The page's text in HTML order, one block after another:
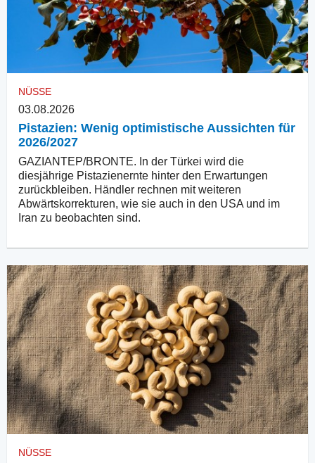
NÜSSE
03.08.2026
Pistazien: Wenig optimistische Aussichten für
2026/2027
GAZIANTEP/BRONTE. In der Türkei wird die
diesjährige Pistazienernte hinter den Erwartungen
zurückbleiben. Händler rechnen mit weiteren
Abwärtskorrekturen, wie sie auch in den USA und im
Iran zu beobachten sind.
NÜSSE